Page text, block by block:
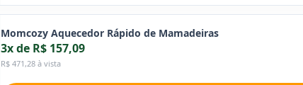
Momcozy Aquecedor Rápido de Mamadeiras
3x de R$ 157,09
R$ 471,28 à vista